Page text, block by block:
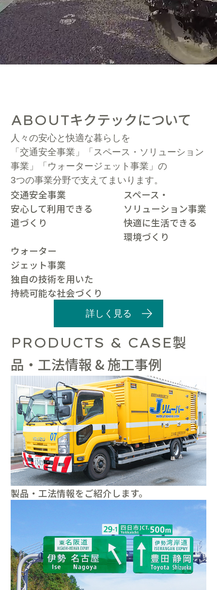
ABOUTキクテックについて
人々の安心と快適な暮らしを
「交通安全事業」「スペース・ソリューション
事業」「ウォータージェット事業」の
3つの事業分野で支えてまいります。
交通安全事業
安心して利用できる
道づくり
スペース・
ソリューション事業
快適に生活できる
環境づくり
ウォーター
ジェット事業
独自の技術を用いた
持続可能な社会づくり
詳しく見る
PRODUCTS & CASE製
品・工法情報 & 施工事例
製品・工法情報をご紹介します。